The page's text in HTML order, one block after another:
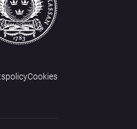
Cookies